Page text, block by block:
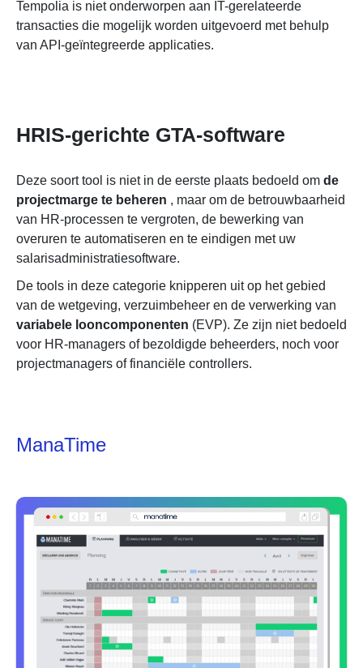
Tempolia is niet onderworpen aan IT-gerelateerde
transacties die mogelijk worden uitgevoerd met behulp
van API-geïntegreerde applicaties.
HRIS-gerichte GTA-software
Deze soort tool is niet in de eerste plaats bedoeld om de
projectmarge te beheren , maar om de betrouwbaarheid
van HR-processen te vergroten, de bewerking van
overuren te automatiseren en te eindigen met uw
salarisadministratiesoftware.
De tools in deze categorie knipperen uit op het gebied
van de wetgeving, verzuimbeheer en de verwerking van
variabele looncomponenten (EVP). Ze zijn niet bedoeld
voor HR-managers of bezoldigde beheerders, noch voor
projectmanagers of financiële controllers.
ManaTime